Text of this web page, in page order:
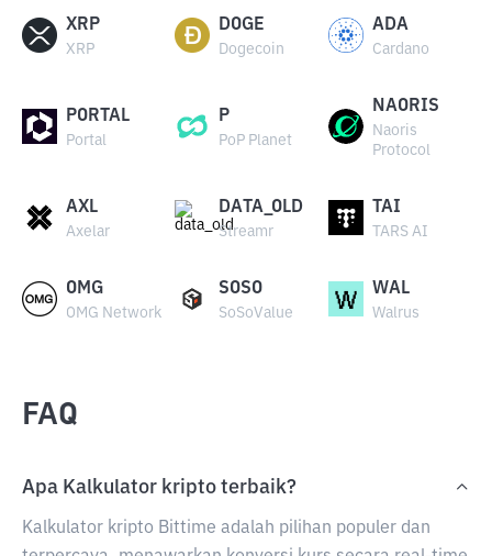
XRP
XRP
DOGE
Dogecoin
ADA
Cardano
PORTAL
Portal
P
PoP Planet
NAORIS
Naoris
Protocol
AXL
Axelar
DATA_OLD
Streamr
TAI
TARS AI
OMG
OMG Network
SOSO
SoSoValue
WAL
Walrus
FAQ
Apa Kalkulator kripto terbaik?
Kalkulator kripto Bittime adalah pilihan populer dan